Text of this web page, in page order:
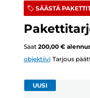
SÄÄSTÄ
Saat 200,00 €
objektiivi Tarjous
UUSI